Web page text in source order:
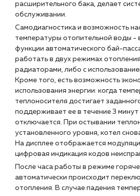
расширительного бака, делает
обслуживании.
Самодиагностика и возможность
температуры отопительной воды -
функции автоматического бай-
работать в двух режимах
радиаторами, либо с
Кроме того, есть возможность
использования энергии: когда
теплоносителя достигает
поддерживает ее в течение 3 минут
отключается. При остывании
установленного уровня, котел
На дисплее отображается
цифровая индикация кодов
После часа работы в режиме
автоматически происходит
отопления. В случае падения